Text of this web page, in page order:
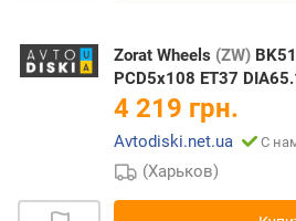
Zorat Wheels (ZW)
PCD5x108 ET37
4 219 грн.
Avtodiski.net.ua С
(Харьков)